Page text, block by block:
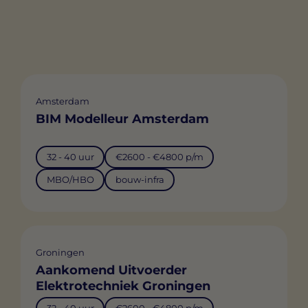
Amsterdam
BIM Modelleur Amsterdam
32 - 40 uur €2600 - €4800 p/m
MBO/HBO bouw-infra
Groningen
Aankomend Uitvoerder
Elektrotechniek Groningen